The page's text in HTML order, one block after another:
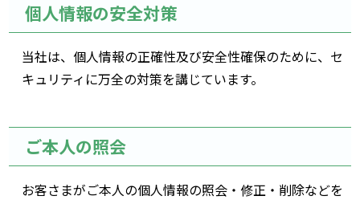
個人情報の安全対策
当社は、個人情報の正確性及び安全性確保のために、セ
キュリティに万全の対策を講じています。
ご本人の照会
お客さまがご本人の個人情報の照会・修正・削除などを